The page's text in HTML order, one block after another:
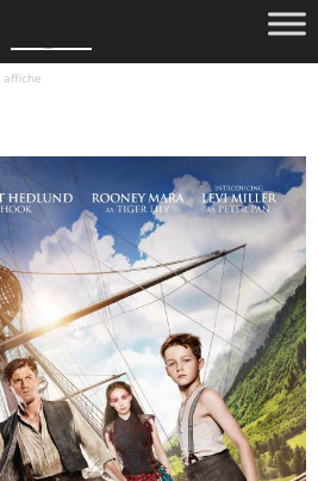
affiche